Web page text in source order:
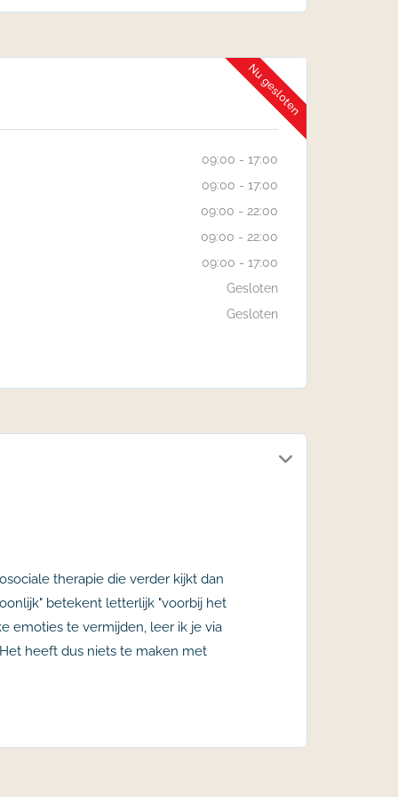
Nu gesloten
09:00 - 17:00
09:00 - 17:00
09:00 - 22:00
09:00 - 22:00
09:00 - 17:00
Gesloten
Gesloten
therapie die verder kijkt dan
betekent letterlijk "voorbij het
emoties te vermijden, leer ik je via
heeft dus niets te maken met